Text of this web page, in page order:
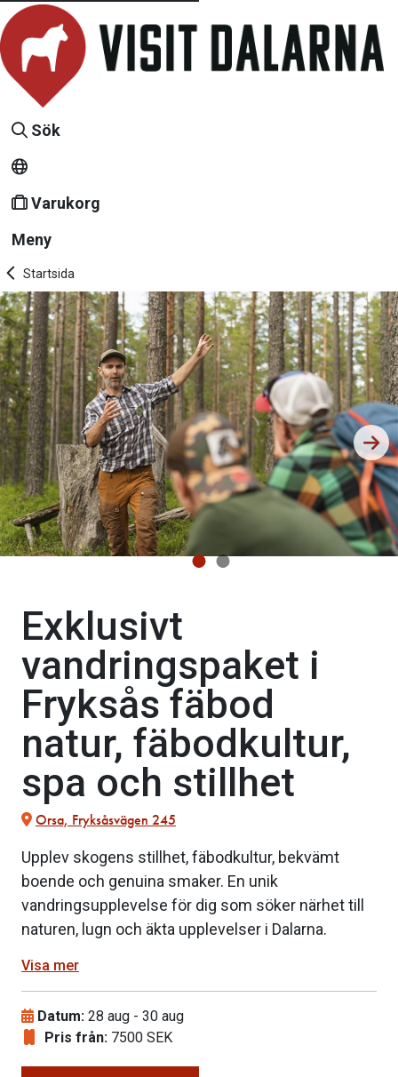
Sök
Varukorg
Meny
Startsida
Exklusivt
vandringspaket i
Fryksås fäbod
natur, fäbodkultur,
spa och stillhet
Orsa, Fryksåsvägen 245
Upplev skogens stillhet, fäbodkultur, bekvämt
boende och genuina smaker. En unik
vandringsupplevelse för dig som söker närhet till
naturen, lugn och äkta upplevelser i Dalarna.
Visa mer
Datum: 28 aug - 30 aug
Pris från: 7500 SEK